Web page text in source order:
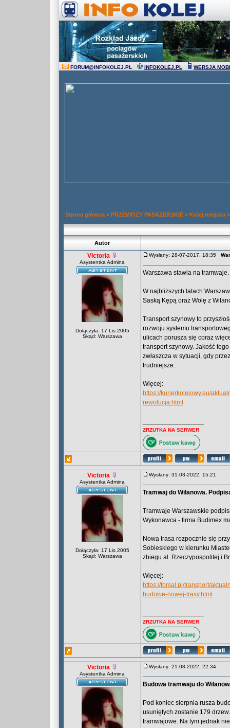
FORUM@INFOKOLEJ.PL INFOKOLEJ.PL WERSJA
Strona główna » PRZEWOZY PASAŻERSKIE » Kolej miejska
Autor
Victoria
Asystentka Admina
Dołączyła: 17 Lis 2005
Skąd: Warszawa
Wysłany: 28-07-2017, 18:35
Warszawa stawia na
W najbliższych latach
Saską Kępą oraz Wolę z
Transport szynowy to
rozwoju systemu
ulicach porusza się coraz
transport szynowy. Jakość
zwłaszcza w sytuacji, gdy
trudniejsze.
Więcej:
https://kurierkolejowy.eu/
rewolucja.html
ZRZUTKA NA SERWER
Victoria
Asystentka Admina
Dołączyła: 17 Lis 2005
Skąd: Warszawa
Wysłany: 31-03-2022, 15:21
Tramwaj do Wilanowa.
Tramwaje Warszawskie
Wykonawca - firma Budimex
Nowa trasa rozpocznie się
Sobieskiego w kierunku
zbiegu al. Rzeczypospolitej i
Więcej:
https://forsal.pl/transport/
budowe-nowej-trasy.html
ZRZUTKA NA SERWER
Victoria
Asystentka Admina
Wysłany: 21-08-2022, 22:34
Budowa tramwaju do
Pod koniec sierpnia rusza
usuniętych zostanie 179
tramwajowe. Na tym jednak